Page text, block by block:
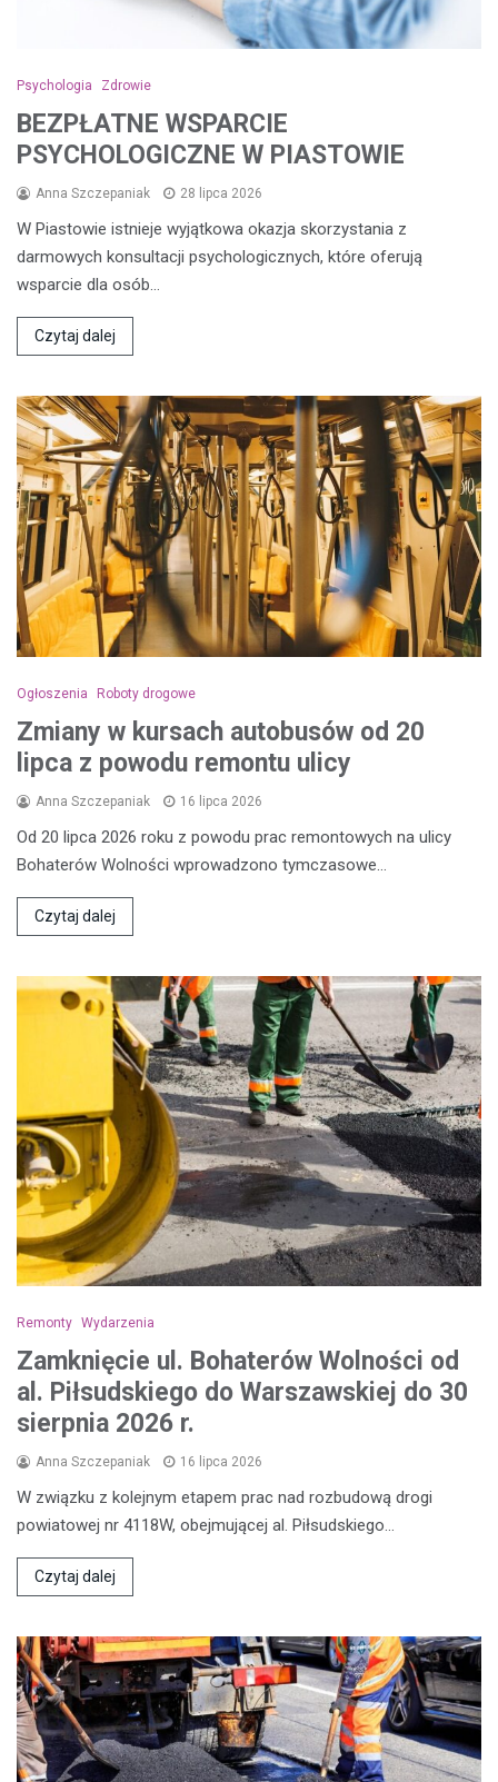
Psychologia Zdrowie
BEZPŁATNE WSPARCIE
PSYCHOLOGICZNE W PIASTOWIE
Anna Szczepaniak 28 lipca 2026
W Piastowie istnieje wyjątkowa okazja skorzystania z
darmowych konsultacji psychologicznych, które oferują
wsparcie dla osób…
Czytaj dalej
Ogłoszenia Roboty drogowe
Zmiany w kursach autobusów od 20
lipca z powodu remontu ulicy
Anna Szczepaniak 16 lipca 2026
Od 20 lipca 2026 roku z powodu prac remontowych na ulicy
Bohaterów Wolności wprowadzono tymczasowe…
Czytaj dalej
Remonty Wydarzenia
Zamknięcie ul. Bohaterów Wolności od
al. Piłsudskiego do Warszawskiej do 30
sierpnia 2026 r.
Anna Szczepaniak 16 lipca 2026
W związku z kolejnym etapem prac nad rozbudową drogi
powiatowej nr 4118W, obejmującej al. Piłsudskiego…
Czytaj dalej